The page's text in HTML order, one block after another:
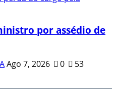
por assédio de
Ago 7, 2026 0 53